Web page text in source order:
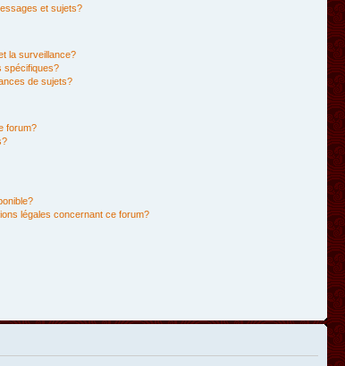
et sujets?
la surveillance?
spécifiques?
de sujets?
forum?
légales concernant ce forum?